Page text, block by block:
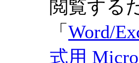
閲覧する
「 Word/
式用